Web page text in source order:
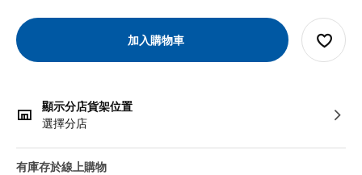
加入購物車
顯示分店貨架位置
選擇分店
有庫存於線上購物